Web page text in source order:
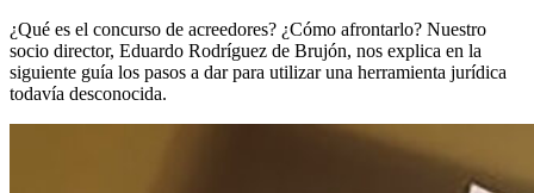
¿Qué es el concurso de acreedores? ¿Cómo afrontarlo? Nuestro
socio director, Eduardo Rodríguez de Brujón, nos explica en la
siguiente guía los pasos a dar para utilizar una herramienta jurídica
todavía desconocida.